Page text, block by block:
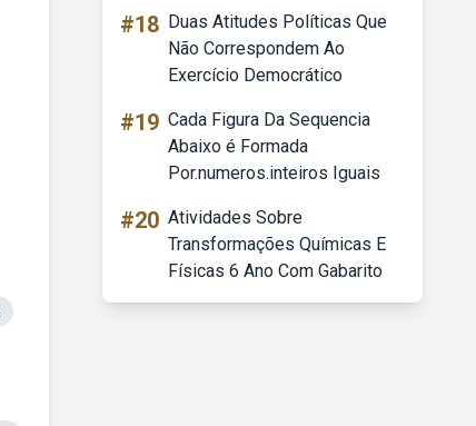
#18 Duas Atitudes Políticas Que
Não Correspondem Ao
Exercício Democrático
#19 Cada Figura Da Sequencia
Abaixo é Formada
Por.numeros.inteiros Iguais
#20 Atividades Sobre
Transformações Químicas E
Físicas 6 Ano Com Gabarito